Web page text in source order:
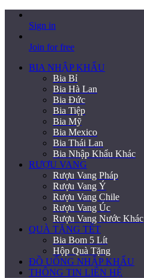
Sign in
Join for free
BIA NHẬP KHẨU
Bia Bỉ
Bia Hà Lan
Bia Đức
Bia Tiệp
Bia Mỹ
Bia Mexico
Bia Thái Lan
Bia Nhập Khẩu Khác
RƯỢU VANG
Rượu Vang Pháp
Rượu Vang Ý
Rượu Vang Chile
Rượu Vang Úc
Rượu Vang Nước Khác
QUÀ TẶNG TẾT
Bia Bom 5 Lít
Hộp Quà Tặng
ĐỒ UỐNG NHẬP KHẨU
THÔNG TIN LIÊN HỆ